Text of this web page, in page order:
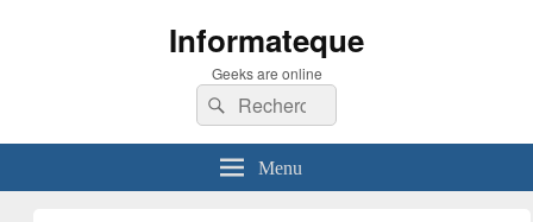
Informateque
Geeks are online
Recherche :
Rechercher
Menu